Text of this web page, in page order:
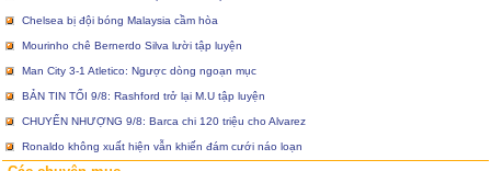
Chelsea bị đội bóng Malaysia cầm hòa
Mourinho chê Bernerdo Silva lười tập luyện
Man City 3-1 Atletico: Ngược dòng ngoạn mục
BẢN TIN TỐI 9/8: Rashford trở lại M.U tập luyện
CHUYỂN NHƯỢNG 9/8: Barca chi 120 triệu cho Alvarez
Ronaldo không xuất hiện vẫn khiến đám cưới náo loạn